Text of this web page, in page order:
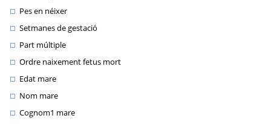
Pes en néixer
Setmanes de gestació
Part múltiple
Ordre naixement fetus mort
Edat mare
Nom mare
Cognom1 mare